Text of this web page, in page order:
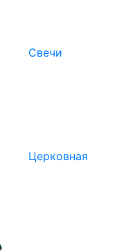
Свечи
Церковная